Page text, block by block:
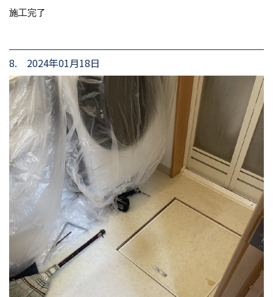
施工完了
8. 2024年01月18日